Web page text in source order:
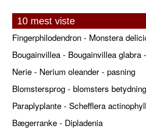
10 mest viste
Fingerphilodendron - Monstera
Bougainvillea - Bougainvillea glabra
Nerie - Nerium oleander - pasning
Blomstersprog - blomsters betydning
Paraplyplante - Schefflera
Bægerranke - Dipladenia